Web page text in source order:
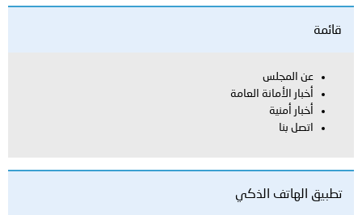
قائمة
عن المجلس
أخبار الأمانة العامة
أخبار أمنية
اتصل بنا
تطبيق الهاتف الذكي